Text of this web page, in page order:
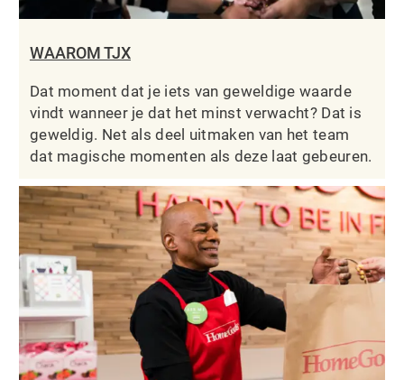
WAAROM TJX
Dat moment dat je iets van geweldige waarde
vindt wanneer je dat het minst verwacht? Dat is
geweldig. Net als deel uitmaken van het team
dat magische momenten als deze laat gebeuren.